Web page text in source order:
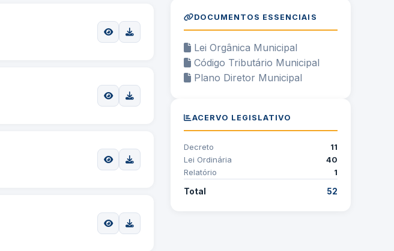
DOCUMENTOS ESSENCIAIS
Lei Orgânica Municipal
Código Tributário Municipal
Plano Diretor Municipal
ACERVO LEGISLATIVO
Decreto
11
Lei Ordinária
40
Relatório
1
Total
52